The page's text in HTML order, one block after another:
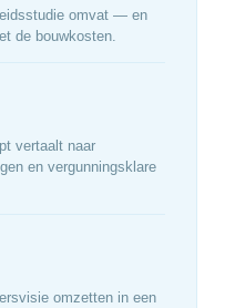
omvat — en
de bouwkosten.
vertaalt naar
en vergunningsklare
omzetten in een